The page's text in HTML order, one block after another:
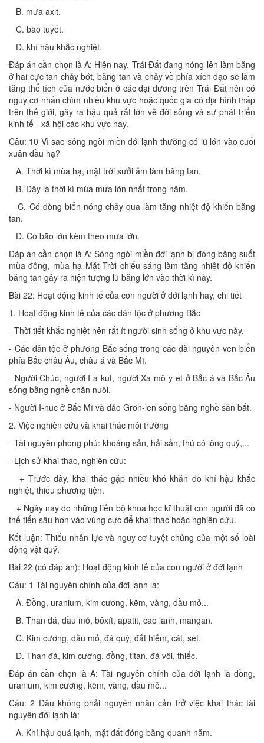
B. mưa axit.
C. bão tuyết.
D. khí hậu khắc nghiệt.
Đáp án cần chọn là A: Hiện nay, Trái Đất đang nóng lên làm băng
ở hai cực tan chảy bớt, băng tan và chảy về phía xích đạo sẽ làm
tăng thể tích của nước biển ở các đại dương trên Trái Đất nên có
nguy cơ nhấn chìm nhiều khu vực hoặc quốc gia có địa hình thấp
trên thế giới, gây ra hậu quả rất lớn về đời sống và sự phát triển
kinh tế - xã hội các khu vực này.
Câu: 10 Vì sao sông ngòi miền đới lạnh thường có lũ lớn vào cuối
xuân đầu hạ?
A. Thời kì mùa hạ, mặt trời sưởi ấm làm băng tan.
B. Đây là thời kì mùa mưa lớn nhất trong năm.
C. Có dòng biển nóng chảy qua làm tăng nhiệt độ khiến băng
tan.
D. Có bão lớn kèm theo mưa lớn.
Đáp án cần chọn là A: Sông ngòi miền đới lạnh bị đóng băng suốt
mùa đông, mùa hạ Mặt Trời chiếu sáng làm tăng nhiệt độ khiến
băng tan gây ra hiện tượng lũ băng lớn vào thời kì này.
Bài 22: Hoạt động kinh tế của con người ở đới lạnh hay, chi tiết
1. Hoạt động kinh tế của các dân tộc ở phương Bắc
- Thời tiết khắc nghiệt nên rất ít người sinh sống ở khu vực này.
- Các dân tộc ở phương Bắc sống trong các đài nguyên ven biển
phía Bắc châu Âu, châu á và Bắc Mĩ.
- Người Chúc, người I-a-kut, người Xa-mô-y-et ở Bắc á và Bắc Âu
sống bằng nghề chăn nuôi.
- Người I-nuc ở Bắc Mĩ và đảo Grơn-len sống bằng nghề săn bắt.
2. Việc nghiên cứu và khai thác môi trường
- Tài nguyên phong phú: khoáng sản, hải sản, thú có lông quý,...
- Lịch sử khai thác, nghiên cứu:
+ Trước đây, khai thác gặp nhiều khó khăn do khí hậu khắc
nghiệt, thiếu phương tiện.
+ Ngày nay do những tiến bộ khoa học kĩ thuật con người đã có
thể tiến sâu hơn vào vùng cực để khai thác hoặc nghiên cứu.
Kết luận: Thiếu nhân lực và nguy cơ tuyệt chủng của một số loài
động vật quý.
Bài 22 (có đáp án): Hoạt động kinh tế của con người ở đới lạnh
Câu: 1 Tài nguyên chính của đới lạnh là:
A. Đồng, uranium, kim cương, kẽm, vàng, dầu mỏ...
B. Than đá, dầu mỏ, bôxít, apatit, cao lanh, mangan.
C. Kim cương, dầu mỏ, đá quý, đất hiếm, cát, sét.
D. Than đá, kim cương, đồng, titan, đá vôi, thiếc.
Đáp án cần chọn là A: Tài nguyên chính của đới lạnh là đồng,
uranium, kim cương, kẽm, vàng, dầu mỏ...
Câu: 2 Đâu không phải nguyên nhân cản trở việc khai thác tài
nguyên đới lạnh là:
A. Khí hậu quá lạnh, mặt đất đóng băng quanh năm.